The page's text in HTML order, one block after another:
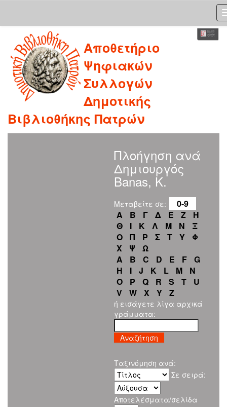
navigation
Αποθετήριο
Ψηφιακών
Συλλογών
Δημοτικής
Βιβλιοθήκης Πατρών
Πλοήγηση ανά
Δημιουργός
Banas, K.
Μεταβείτε σε:
0-9
Α
Β Γ Δ Ε Ζ
Η
Θ
Ι Κ Λ Μ Ν
Ξ
Ο
Π Ρ Σ Τ Υ
Φ
Χ
Ψ
Ω
A
B C D E F
G
H
I J K L M
N
O
P Q R S T
U
V
W X Y Z
ή εισάγετε λίγα αρχικά
γράμματα:
Ταξινόμηση ανά:
Σε σειρά:
Αποτελέσματα/σελίδα